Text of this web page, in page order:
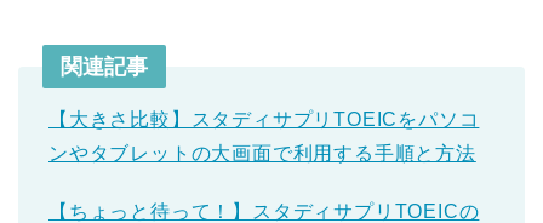
関連記事
【大きさ比較】スタディサプリTOEICをパソコ
ンやタブレットの大画面で利用する手順と方法
【ちょっと待って！】スタディサプリTOEICの